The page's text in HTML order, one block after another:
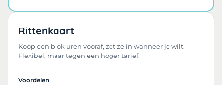
Rittenkaart
Koop een blok uren vooraf, zet ze in wanneer je wilt.
Flexibel, maar tegen een hoger tarief.
Voordelen